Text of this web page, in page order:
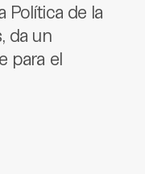
Política de la
da un
para el